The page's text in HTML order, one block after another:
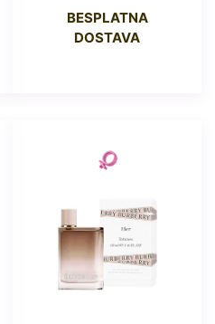
BESPLATNA
DOSTAVA